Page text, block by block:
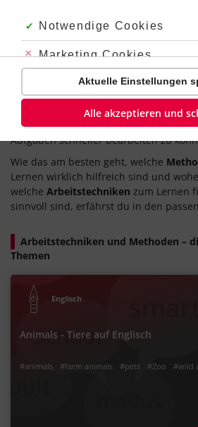
Welche Arbeitstechniken und Methoden in
Was sind Methoden und
Eine neue Sprache zu lernen, kann
kompliziert sein. Die richtigen
Methodenhelfen dir, Englisch
Aufgaben schneller bearbeiten zu
Wie das am besten geht, welche
Lernen wirklich hilfreich sind und
welche Arbeitstechniken zum Lernen
sinnvoll sind, erfährst du in den
Arbeitstechniken und Methoden –
Themen
Englisch
Animals - Tiere auf Englisch
#animals #farm animals #pets #Zoo #wild
Akzeptiert:
Notwendige Cookies
Abgelehnt:
Marketing Cookies
Abgelehnt:
Personalisierungs-
Aktuelle Einstellungen
Alle akzeptieren und